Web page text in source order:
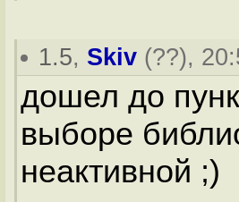
1.5, Skiv (??),
дошел до
выборе
неактивной ;)